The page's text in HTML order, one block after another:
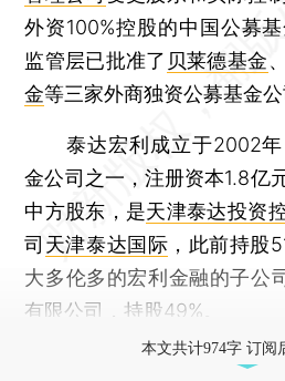
外资100%控股的中国公募
监管层已批准了 贝莱德基金、
金等三家外商独资公募基金公
泰达宏利成立于2002年
金公司之一，注册资本1.8亿
中方股东，是天津泰达投资
司 天津泰达国际 ，此前持股
大多伦多的宏利金融的子公
有限公司，持股49%。
本文共计974字 订阅